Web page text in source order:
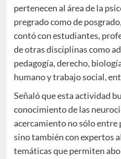
pertenecen al área de la
pregrado como de
contó con estudiantes,
de otras disciplinas como
pedagogía, derecho,
humano y trabajo social,
Señaló que esta actividad
conocimiento de las
acercamiento no sólo entre
sino también con expertos
temáticas que permiten